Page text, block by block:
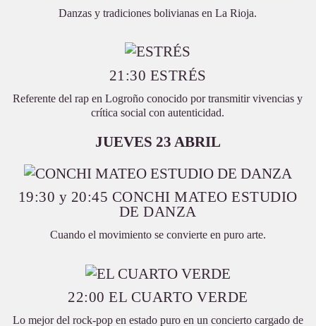
Danzas y tradiciones bolivianas en La Rioja.
21:30 ESTRÉS
Referente del rap en Logroño conocido por transmitir vivencias y
crítica social con autenticidad.
JUEVES 23 ABRIL
19:30 y 20:45 CONCHI MATEO ESTUDIO
DE DANZA
Cuando el movimiento se convierte en puro arte.
22:00 EL CUARTO VERDE
Lo mejor del rock-pop en estado puro en un concierto cargado de